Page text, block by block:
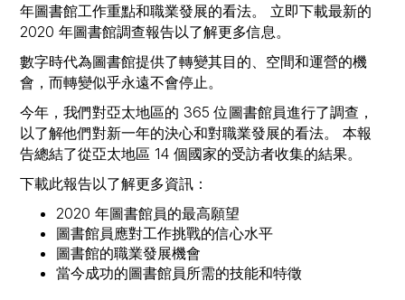
年圖書館工作重點和職業發展的看法。 立即下載最新的
2020 年圖書館調查報告以了解更多信息。‍
數字時代為圖書館提供了轉變其目的、空間和運營的機
會，而轉變似乎永遠不會停止。
今年，我們對亞太地區的 365 位圖書館員進行了調查，
以了解他們對新一年的決心和對職業發展的看法。 本報
告總結了從亞太地區 14 個國家的受訪者收集的結果。
下載此報告以了解更多資訊：
2020 年圖書館員的最高願望
圖書館員應對工作挑戰的信心水平
圖書館的職業發展機會
當今成功的圖書館員所需的技能和特徵